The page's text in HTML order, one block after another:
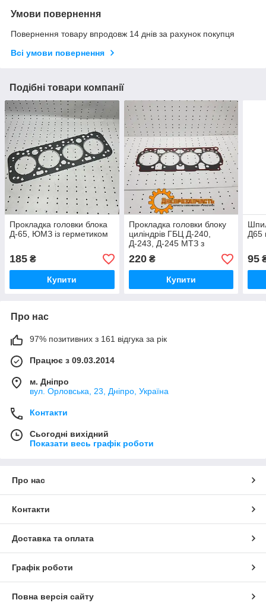
Умови повернення
Повернення товару впродовж 14 днів за рахунок покупця
Всі умови повернення
Подібні товари компанії
Прокладка головки блока
Д-65, ЮМЗ із герметиком
185 ₴
Купити
Прокладка головки блоку
циліндрів ГБЦ Д-240,
Д-243, Д-245 МТЗ з
герметиком (Tempest) 50-
1003020
220₴
Купити
Д65
95
Про нас
97% позитивних з 161 відгука за рік
Працює з 09.03.2014
м. Дніпро
вул. Орловська, 23, Дніпро, Україна
Контакти
Сьогодні вихідний
Показати весь графік роботи
Про нас
Контакти
Доставка та оплата
Графік роботи
Повна версія сайту